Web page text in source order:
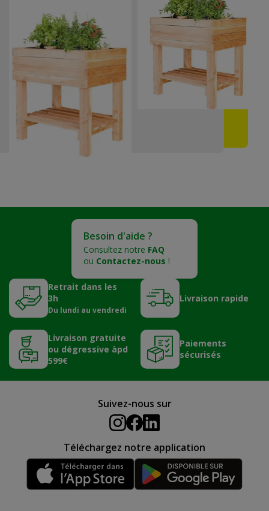
Besoin d'aide ?
Consultez notre FAQ
ou Contactez-nous !
Retrait dans les
3h
Du lundi au vendredi
Livraison rapide
Livraison gratuite
ou dégressive àpd
599€
Paiements
sécurisés
Suivez-nous sur
Téléchargez notre application